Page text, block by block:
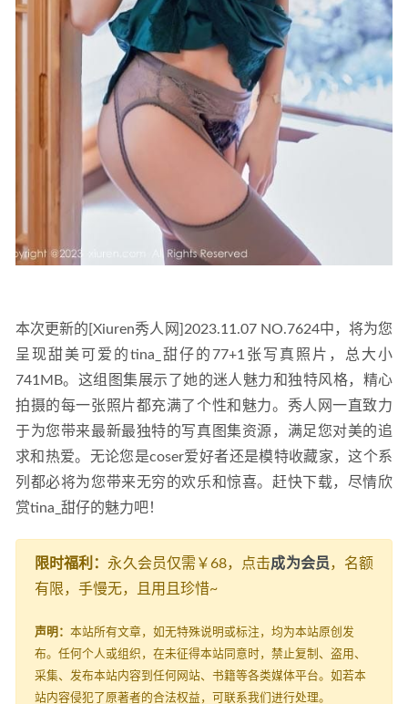
本次更新的[Xiuren秀人网]2023.11.07 NO.7624中，将为您
呈现甜美可爱的tina_甜仔的77+1张写真照片，总大小
741MB。这组图集展示了她的迷人魅力和独特风格，精心
拍摄的每一张照片都充满了个性和魅力。秀人网一直致力
于为您带来最新最独特的写真图集资源，满足您对美的追
求和热爱。无论您是coser爱好者还是模特收藏家，这个系
列都必将为您带来无穷的欢乐和惊喜。赶快下载，尽情欣
赏tina_甜仔的魅力吧！
限时福利： 永久会员仅需￥68，点击成为会员，名额
有限，手慢无，且用且珍惜~
声明： 本站所有文章，如无特殊说明或标注，均为本站原创发
布。任何个人或组织，在未征得本站同意时，禁止复制、盗用、
采集、发布本站内容到任何网站、书籍等各类媒体平台。如若本
站内容侵犯了原著者的合法权益，可联系我们进行处理。